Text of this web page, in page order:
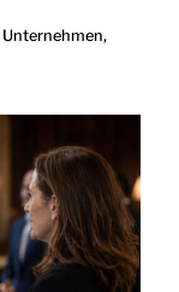
Unternehmen,